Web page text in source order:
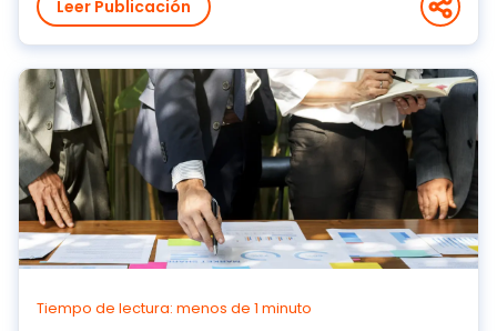
Leer Publicación
Tiempo de lectura: menos de 1 minuto